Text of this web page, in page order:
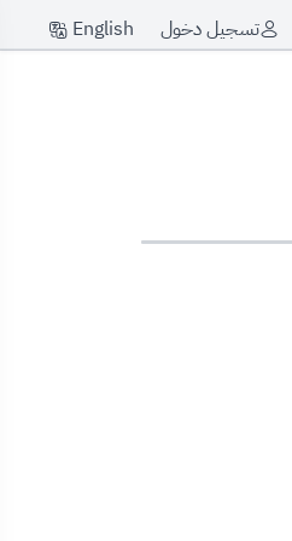
تسجيل دخول English